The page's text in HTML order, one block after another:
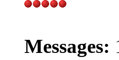
Messages: